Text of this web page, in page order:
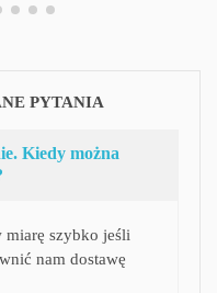
PYTANIA
Kiedy można
miarę szybko jeśli
nam dostawę